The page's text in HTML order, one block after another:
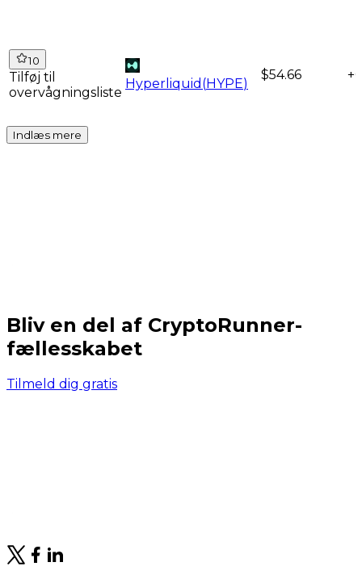
10
Tilføj til
overvågningsliste
Hyperliquid (HYPE)
$54.66
Indlæs mere
Bliv en del af CryptoRunner-
fællesskabet
Tilmeld dig gratis